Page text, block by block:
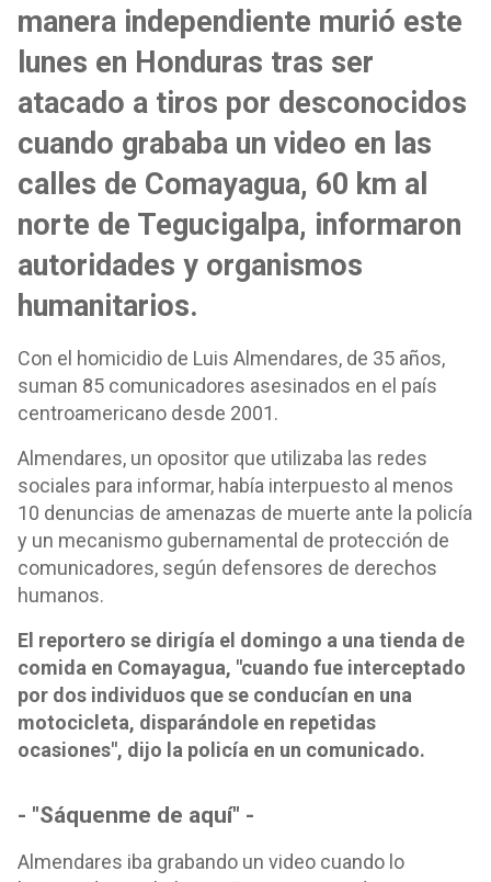
manera independiente murió este
lunes en Honduras tras ser
atacado a tiros por desconocidos
cuando grababa un video en las
calles de Comayagua, 60 km al
norte de Tegucigalpa, informaron
autoridades y organismos
humanitarios.
Con el homicidio de Luis Almendares, de 35 años,
suman 85 comunicadores asesinados en el país
centroamericano desde 2001.
Almendares, un opositor que utilizaba las redes
sociales para informar, había interpuesto al menos
10 denuncias de amenazas de muerte ante la policía
y un mecanismo gubernamental de protección de
comunicadores, según defensores de derechos
humanos.
El reportero se dirigía el domingo a una tienda de
comida en Comayagua, "cuando fue interceptado
por dos individuos que se conducían en una
motocicleta, disparándole en repetidas
ocasiones", dijo la policía en un comunicado.
- "Sáquenme de aquí" -
Almendares iba grabando un video cuando lo